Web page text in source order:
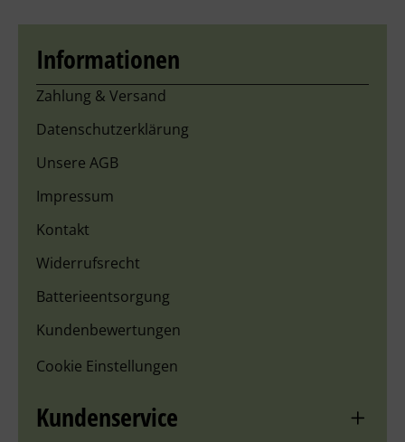
Informationen
Zahlung & Versand
Datenschutzerklärung
Unsere AGB
Impressum
Kontakt
Widerrufsrecht
Batterieentsorgung
Kundenbewertungen
Cookie Einstellungen
Kundenservice